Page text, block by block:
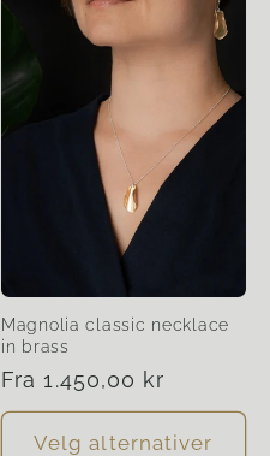
Magnolia classic necklace
in brass
Vanlig
pris
Fra 1.450,00 kr
Velg alternativer